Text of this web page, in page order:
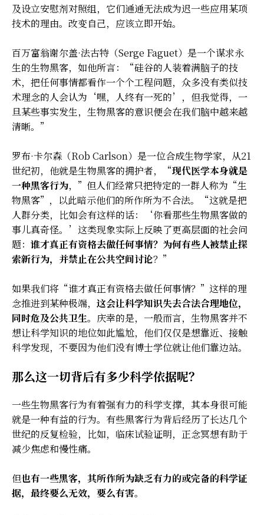
及设立安慰剂对照组，它们通通无法成为迟一些应用某项
技术的理由。改变自己，应该立即开始。
百万富翁谢尔盖·法古特（Serge Faguet）是一个谋求永
生的生物黑客，如他所言：“硅谷的人装着满脑子的技
术，把任何事情都看作一个个工程问题，众多没有类似技
术理念的人会认为‘嘿，人终有一死的’，但我觉得，一
旦某些事实发生，生物黑客的意识便会在我们脑中越来越
清晰。”
罗布·卡尔森（Rob Carlson）是一位合成生物学家，从21
世纪初，他就是生物黑客的拥护者，“现代医学本身就是
一种黑客行为，”但人们经常只把特定的一群人称为“生
物黑客”，以此暗示他们的所作所为不合法。“这就是把
人群分类，比如会有这样的话：‘你看那些生物黑客做的
事儿真奇怪。’这类现象实际上反映了更高层面的社会问
题： 谁才真正有资格去做任何事情？为何有些人被禁止探
索新行为，并禁止在公共空间讨论？”
如果我们将“谁才真正有资格去做任何事情？”这样的理
念推进到某种极端， 这会让科学知识失去合法合理地位，
同时危及公共卫生。庆幸的是，一般而言，生物黑客并不
想让科学知识的地位如此尴尬，他们仅仅是想靠近、接触
科学发现，不要因为他们没有博士学位就让他们靠边站。
那么这一切背后有多少科学依据呢？
一些生物黑客行为有着强有力的科学支撑，其本身很可能
就是一种有益的行为。有些黑客行为背后经历了长达几个
世纪的反复检验，比如，临床试验证明，正念冥想有助于
减少焦虑和慢性痛。
但也有一些黑客，其所作所为缺乏有力的或完备的科学证
据，最终要么无效，要么有害。